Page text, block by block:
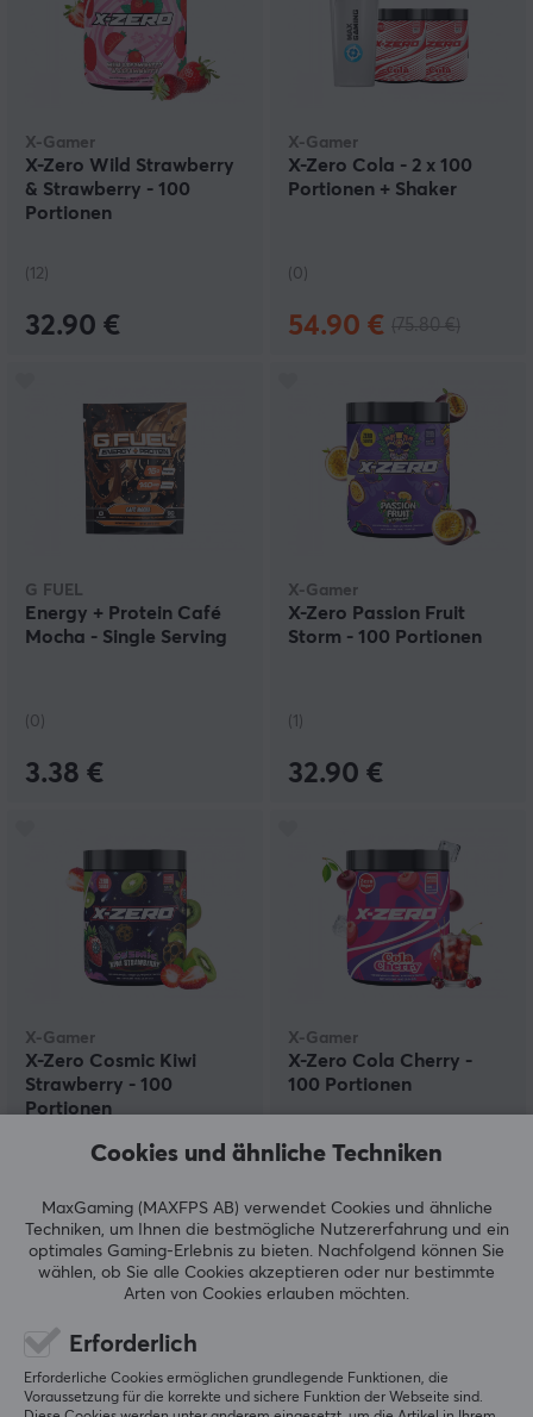
X-Gamer
X-Zero Wild Strawberry
& Strawberry - 100
Portionen
(12)
32.90 €
X-Gamer
X-Zero Cola - 2 x 100
Portionen + Shaker
(0)
54.90 €
G FUEL
Energy + Protein Café
Mocha - Single Serving
(0)
3.38 €
X-Gamer
X-Zero Passion Fruit
Storm - 100 Portionen
(1)
32.90 €
X-Gamer
X-Zero Cosmic Kiwi
Strawberry - 100
Portionen
32.90 €
X-Gamer
X-Zero Cola Cherry -
100 Portionen
32.90 €
Cookies und ähnliche Techniken
MaxGaming (MAXFPS AB) verwendet Cookies und ähnliche
Techniken, um Ihnen die bestmögliche Nutzererfahrung und ein
optimales Gaming-Erlebnis zu bieten.
Nachfolgend können Sie
wählen, ob Sie alle Cookies akzeptieren oder nur bestimmte
Arten von Cookies erlauben möchten.
Erforderlich
Erforderliche Cookies ermöglichen grundlegende Funktionen, die
Voraussetzung für die korrekte und sichere Funktion der Webseite sind.